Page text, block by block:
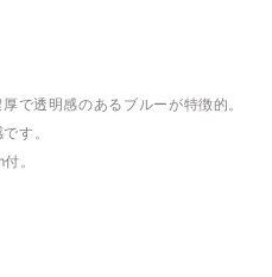
で透明感のあるブルーが特徴的。
す。
。